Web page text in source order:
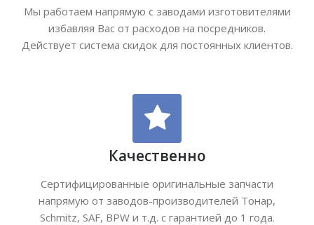
Мы работаем напрямую с заводами изготовителями
избавляя Вас от расходов на посредников.
Действует система скидок для постоянных клиентов.
Качественно
Сертифицированные оригинальные запчасти
напрямую от заводов-производителей Тонар,
Schmitz, SAF, BPW и т.д. с гарантией до 1 года.